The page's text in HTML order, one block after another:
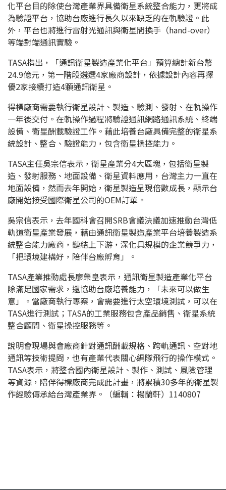
化平台目的除使台灣產業界具備衛星系統整合能力，更將成
為驗證平台，協助台廠進行長久以來缺乏的在軌驗證。此
外，平台也將進行雷射光通訊與衛星間換手（hand-over）
等端對端通訊實驗。
TASA指出，「通訊衛星製造產業化平台」預算總計新台幣
24.9億元，第一階段遴選4家廠商設計，依據設計內容再擇
優2家接續打造4顆通訊衛星。
得標廠商需要執行衛星設計、製造、驗測、發射、在軌操作
一年後交付。在軌操作過程將驗證通訊網路通訊系統、終端
設備、衛星酬載驗證工作。藉此培養台廠具備完整的衛星系
統設計、整合、驗證能力，包含衛星操控能力。
TASA主任吳宗信表示，衛星產業分4大區塊，包括衛星製
造、發射服務、地面設備、衛星資料應用，台灣主力一直在
地面設備，然而去年開始，衛星製造呈現倍數成長，顯示台
廠開始接受國際衛星公司的OEM訂單。
吳宗信表示，去年國科會召開SRB會議決議加速推動台灣低
軌道衛星產業發展，藉由通訊衛星製造產業平台培養製造系
統整合能力廠商，鏈結上下游，深化具規模的企業競爭力，
「把環境建構好，陪伴台廠孵育」。
TASA產業推動處長廖榮皇表示，通訊衛星製造產業化平台
除滿足國家需求，還協助台廠培養能力，「未來可以做生
意」。當廠商執行專案，會需要進行太空環境測試，可以在
TASA進行測試；TASA的工業服務包含產品銷售、衛星系統
整合顧問、衛星操控服務等。
說明會現場與會廠商針對通訊酬載規格、跨軌通訊、空對地
通訊等技術提問，也有產業代表關心編隊飛行的操作模式。
TASA表示，將整合國內衛星設計、製作、測試、風險管理
等資源，陪伴得標廠商完成此計畫，將累積30多年的衛星製
作經驗傳承給台灣產業界。（編輯：楊蘭軒）1140807